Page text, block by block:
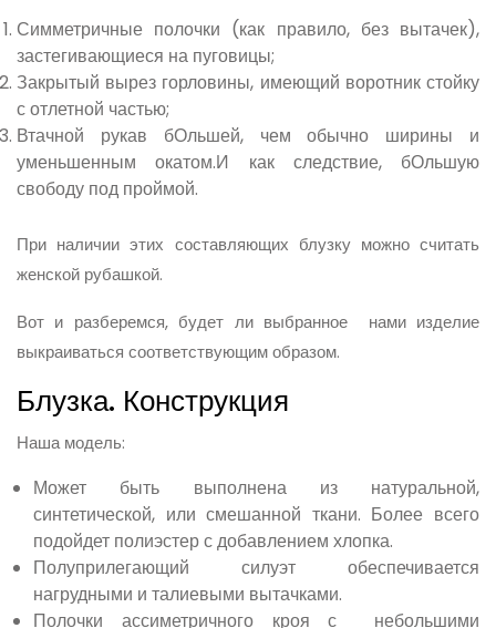
Симметричные полочки (как правило, без вытачек),
застегивающиеся на пуговицы;
Закрытый вырез горловины, имеющий воротник стойку
с отлетной частью;
Втачной рукав бОльшей, чем обычно ширины и
уменьшенным окатом.И как следствие, бОльшую
свободу под проймой.
При наличии этих составляющих блузку можно считать
женской рубашкой.
Вот и разберемся, будет ли выбранное нами изделие
выкраиваться соответствующим образом.
Блузка. Конструкция
Наша модель:
Может быть выполнена из натуральной,
синтетической, или смешанной ткани. Более всего
подойдет полиэстер с добавлением хлопка.
Полуприлегающий силуэт обеспечивается
нагрудными и талиевыми вытачками.
Полочки ассиметричного кроя с небольшими